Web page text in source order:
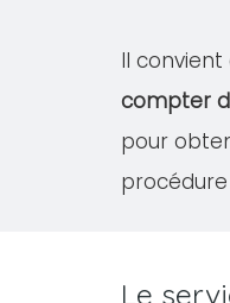
Il
compter
pour
procédure
Le